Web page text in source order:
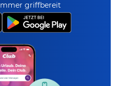
griffbereit